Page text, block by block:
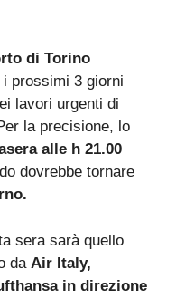
di Torino
prossimi 3 giorni
lavori urgenti di
la precisione, lo
alle h 21.00
dovrebbe tornare
sera sarà quello
da Air Italy,
in direzione